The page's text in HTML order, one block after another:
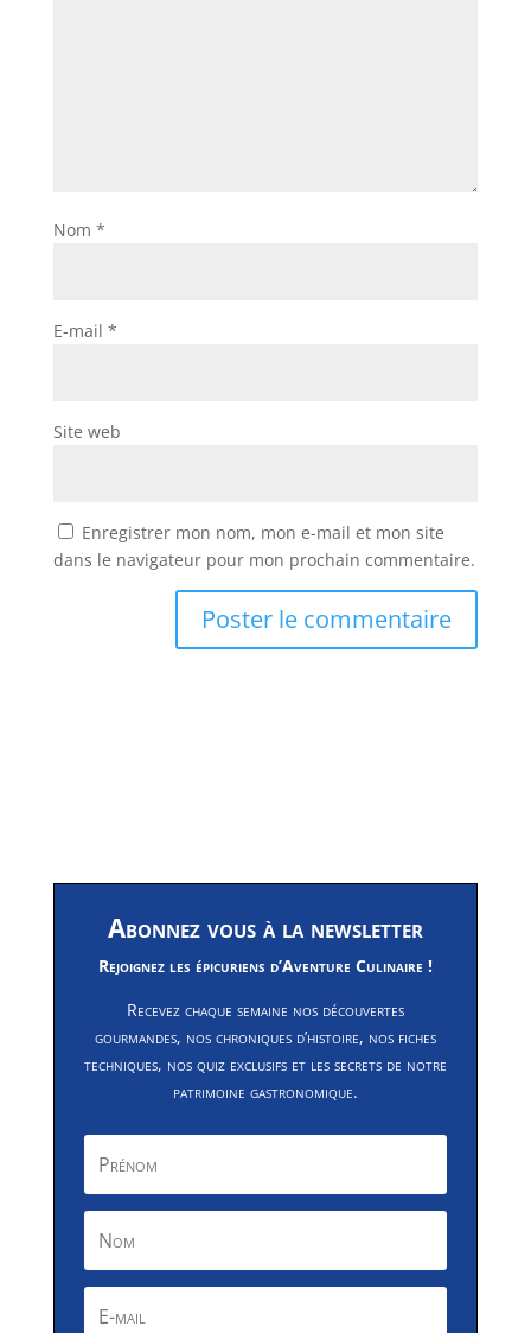
Nom *
E-mail *
Site web
Enregistrer mon nom, mon e-mail et mon site
dans le navigateur pour mon prochain commentaire.
Abonnez vous à la newsletter
Rejoignez les épicuriens d’Aventure Culinaire !
Recevez chaque semaine nos découvertes
gourmandes, nos chroniques d’histoire, nos fiches
techniques, nos quiz exclusifs et les secrets de notre
patrimoine gastronomique.